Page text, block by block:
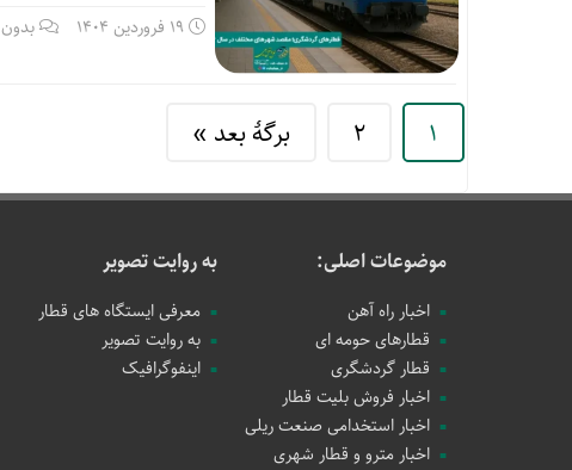
19 فروردین 1404
1
2 برگهٔ بعد »
موضوعات اصلی:
اخبار راه آهن
قطارهای حومه ای
قطار گردشگری
اخبار فروش بلیت قطار
اخبار استخدامی صنعت ریلی
اخبار مترو و قطار شهری
به روایت تصویر
معرفی ایستگاه های قطار
به روایت تصویر
اینفوگرافیک